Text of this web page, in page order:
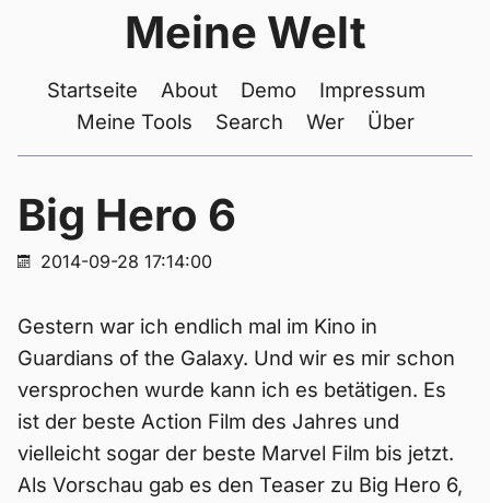
Meine Welt
Startseite About Demo
Impressum
Meine Tools
Search Wer Über
Big Hero 6
2014-09-28 17:14:00
Gestern war ich endlich mal im Kino in
Guardians of the Galaxy. Und wir es mir schon
versprochen wurde kann ich es betätigen. Es
ist der beste Action Film des Jahres und
vielleicht sogar der beste Marvel Film bis jetzt.
Als Vorschau gab es den Teaser zu Big Hero 6,